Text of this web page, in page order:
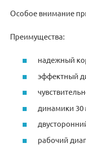
Особое внимание
Преимущества:
надежный
эффектный
динамики
рабочий